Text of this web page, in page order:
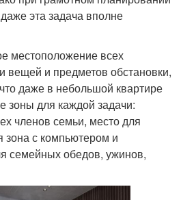
эта задача вполне
местоположение всех
вещей и предметов обстановки,
даже в небольшой квартире
зоны для каждой задачи:
членов семьи, место для
зона с компьютером и
семейных обедов, ужинов,